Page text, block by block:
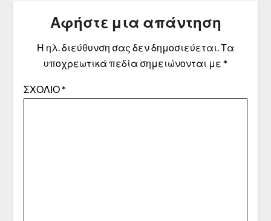
Αφήστε μια απάντηση
Η ηλ. διεύθυνση σας δεν δημοσιεύεται.Τα
υποχρεωτικά πεδία σημειώνονται με *
ΣΧΌΛΙΟ*